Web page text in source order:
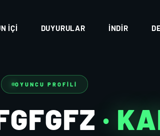
İÇI DUYURULAR İNDIR
OYUNCU PROFILI
·